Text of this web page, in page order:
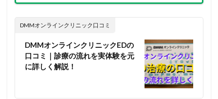
DMMオンラインクリニック口コミ
DMMオンラインクリニックEDの
口コミ｜診療の流れを実体験を元
に詳しく解説！